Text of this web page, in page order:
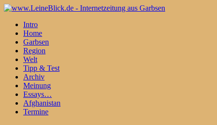
Intro
Home
Garbsen
Region
Welt
Tipp & Test
Archiv
Meinung
Essays…
Afghanistan
Termine